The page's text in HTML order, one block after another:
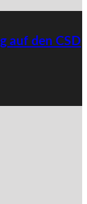
auf den CSD